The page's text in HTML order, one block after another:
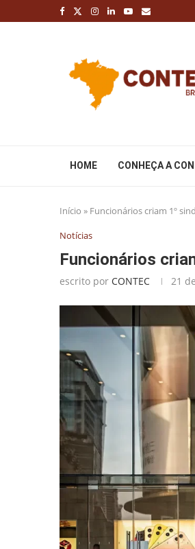
HOME CONHEÇA A
Início » Funcionários criam 1º
Notícias
Funcionários
escrito por CONTEC 21